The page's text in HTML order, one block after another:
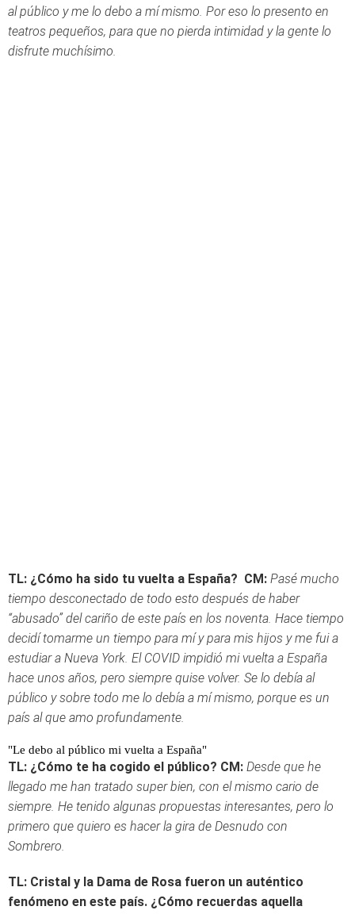
al público y me lo debo a mí mismo. Por eso lo presento en
teatros pequeños, para que no pierda intimidad y la gente lo
disfrute muchísimo.
TL: ¿Cómo ha sido tu vuelta a España? CM: Pasé mucho
tiempo desconectado de todo esto después de haber
“abusado” del cariño de este país en los noventa. Hace tiempo
decidí tomarme un tiempo para mí y para mis hijos y me fui a
estudiar a Nueva York. El COVID impidió mi vuelta a España
hace unos años, pero siempre quise volver. Se lo debía al
público y sobre todo me lo debía a mí mismo, porque es un
país al que amo profundamente.
"Le debo al público mi vuelta a España"
TL: ¿Cómo te ha cogido el público? CM: Desde que he
llegado me han tratado super bien, con el mismo cario de
siempre. He tenido algunas propuestas interesantes, pero lo
primero que quiero es hacer la gira de Desnudo con
Sombrero.
TL: Cristal y la Dama de Rosa fueron un auténtico
fenómeno en este país. ¿Cómo recuerdas aquella